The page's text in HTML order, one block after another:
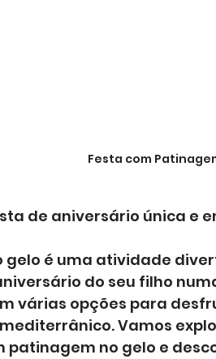
Festa com
de aniversário única e
gelo é uma atividade
do seu filho
várias opções para
Vamos
patinagem no gelo e